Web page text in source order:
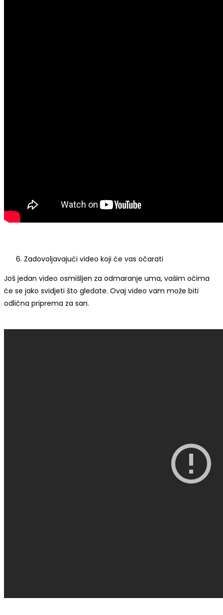
Zadovoljavajući video koji će vas očarati
Još jedan video osmišljen za odmaranje uma, vašim očima
će se jako svidjeti što gledate. Ovaj video vam može biti
odlična priprema za san.